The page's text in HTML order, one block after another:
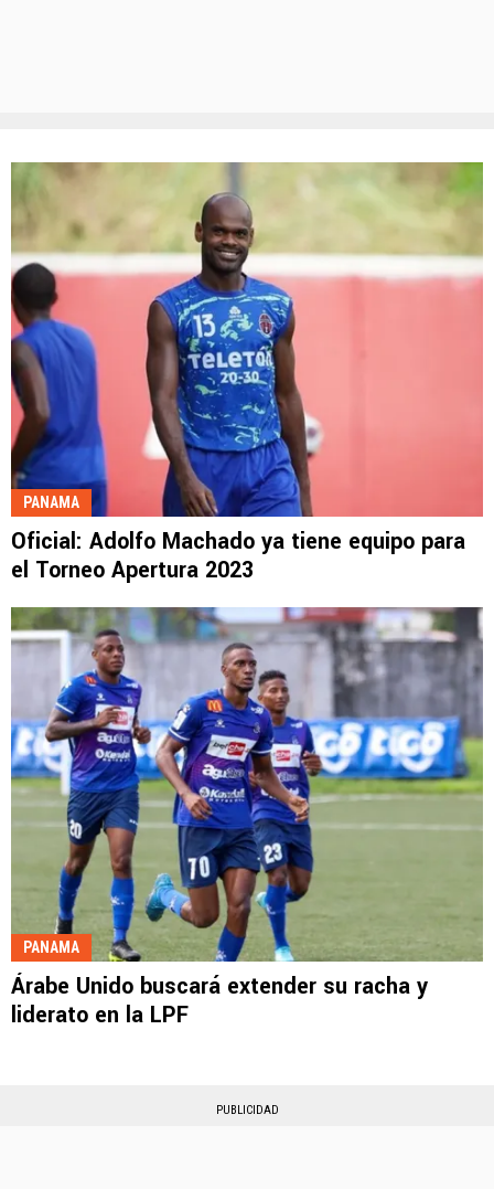
PANAMA
Oficial: Adolfo Machado ya tiene equipo para
el Torneo Apertura 2023
PANAMA
Árabe Unido buscará extender su racha y
liderato en la LPF
PUBLICIDAD